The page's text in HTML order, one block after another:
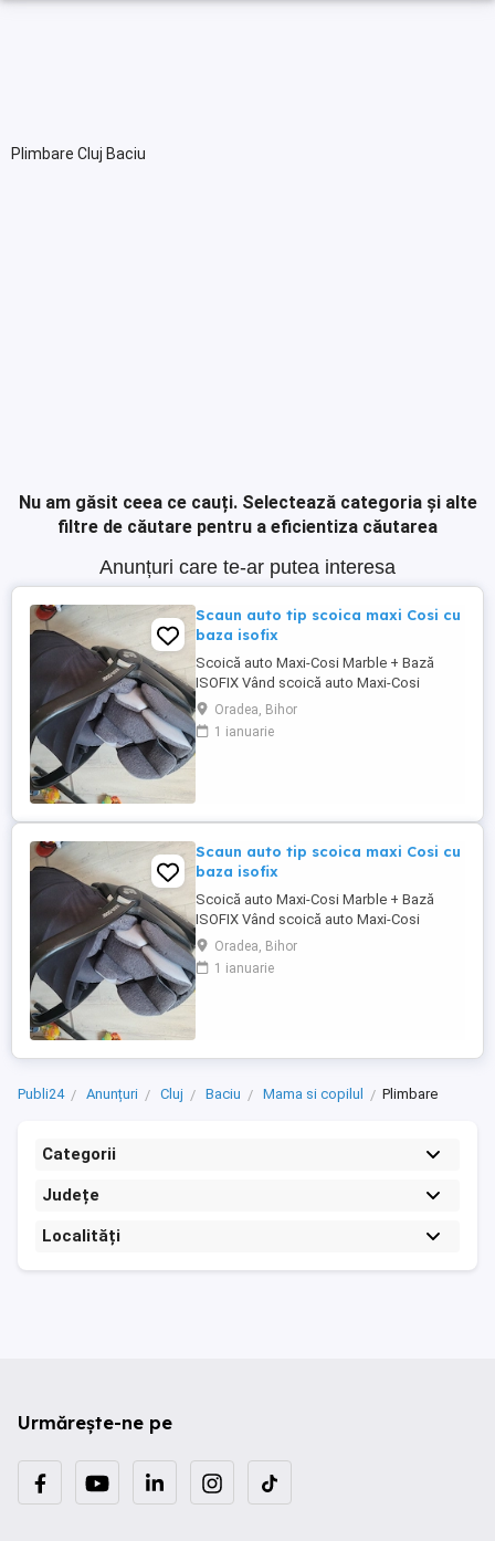
Plimbare Cluj Baciu
Nu am găsit ceea ce cauți. Selectează categoria și alte
filtre de căutare pentru a eficientiza căutarea
Anunțuri care te-ar putea interesa
Scaun auto tip scoica maxi Cosi cu
baza isofix
Scoică auto Maxi-Cosi Marble + Bază
ISOFIX Vând scoică auto Maxi-Cosi
Marble în stare foarte bună, ideală de la
naștere până la 12-15 luni (85 cm). Marea
ei calitate este că se poate rabata
Oradea, Bihor
1 ianuarie
Scaun auto tip scoica maxi Cosi cu
baza isofix
Scoică auto Maxi-Cosi Marble + Bază
ISOFIX Vând scoică auto Maxi-Cosi
Marble în stare foarte bună, ideală de la
naștere până la 12-15 luni (85 cm). Marea
ei calitate este că se poate rabata
Oradea, Bihor
1 ianuarie
Publi24 Anunțuri Cluj Baciu Mama si copilul Plimbare
Categorii
Județe
Localități
Urmărește-ne pe